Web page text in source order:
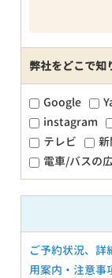
弊社をどこで
Google
instagram
テレビ
新
電車/バスの
ご予約状況、詳
用案内・注意事